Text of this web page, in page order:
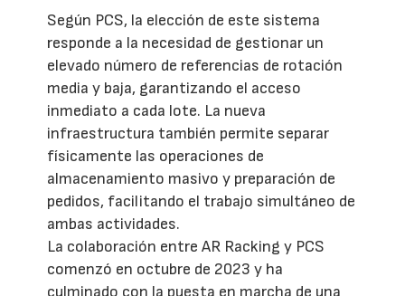
Según PCS, la elección de este sistema
responde a la necesidad de gestionar un
elevado número de referencias de rotación
media y baja, garantizando el acceso
inmediato a cada lote. La nueva
infraestructura también permite separar
físicamente las operaciones de
almacenamiento masivo y preparación de
pedidos, facilitando el trabajo simultáneo de
ambas actividades.
La colaboración entre AR Racking y PCS
comenzó en octubre de 2023 y ha
culminado con la puesta en marcha de una